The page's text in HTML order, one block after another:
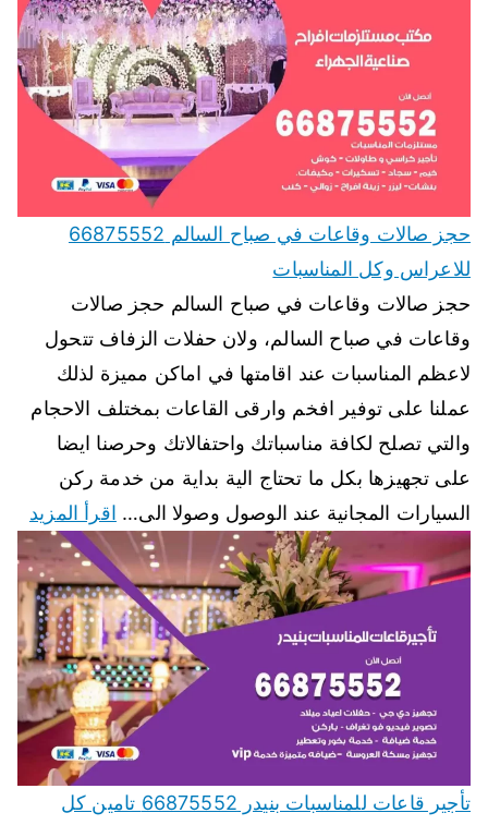
حجز صالات وقاعات في صباح السالم 66875552
للاعراس وكل المناسبات
حجز صالات وقاعات في صباح السالم حجز صالات
وقاعات في صباح السالم، ولان حفلات الزفاف تتحول
لاعظم المناسبات عند اقامتها في اماكن مميزة لذلك
عملنا على توفير افخم وارقى القاعات بمختلف الاحجام
والتي تصلح لكافة مناسباتك واحتفالاتك وحرصنا ايضا
على تجهيزها بكل ما تحتاج الية بداية من خدمة ركن
السيارات المجانية عند الوصول وصولا الى… اقرأ المزيد
تأجير قاعات للمناسبات بنيدر 66875552 تامين كل